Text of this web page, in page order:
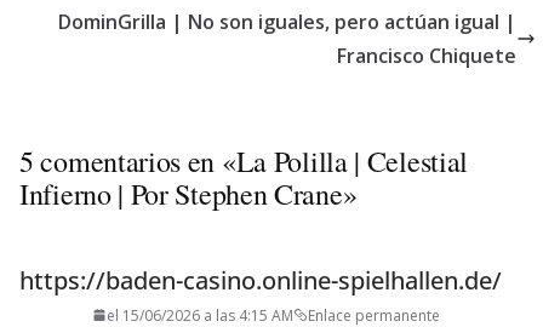
DominGrilla | No son iguales, pero actúan igual |
Francisco Chiquete
5 comentarios en «La Polilla | Celestial
Infierno | Por Stephen Crane»
https://baden-casino.online-spielhallen.de/
el 15/06/2026 a las 4:15 AM Enlace permanente